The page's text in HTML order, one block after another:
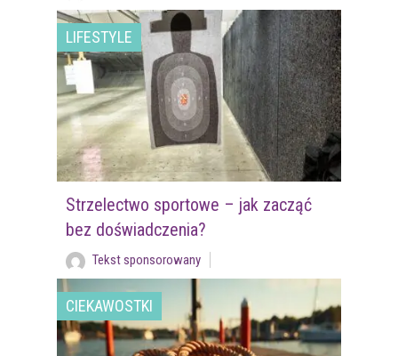
LIFESTYLE
Strzelectwo sportowe – jak zacząć
bez doświadczenia?
Tekst sponsorowany
CIEKAWOSTKI